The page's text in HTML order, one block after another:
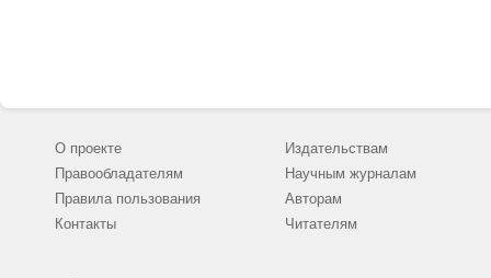
О проекте
Правообладателям
Правила пользования
Контакты
Издательствам
Научным журналам
Авторам
Читателям